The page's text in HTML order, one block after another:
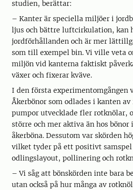
studien, berättar:
– Kanter är speciella miljöer i
ljus och bättre luftcirkulation, kan
jordförhållanden och är mer
som till exempel bin. Vi ville veta
miljön vid kanterna faktiskt
växer och fixerar kväve.
I den första experimentomgången
Åkerbönor som odlades i kanten
pumpor utvecklade fler rotknölar,
större och mer aktiva än hos bönor
åkerböna. Dessutom var skörden
vilket tyder på ett positivt
odlingslayout, pollinering och
– Vi såg att bönskörden inte bara
utan också på hur många av